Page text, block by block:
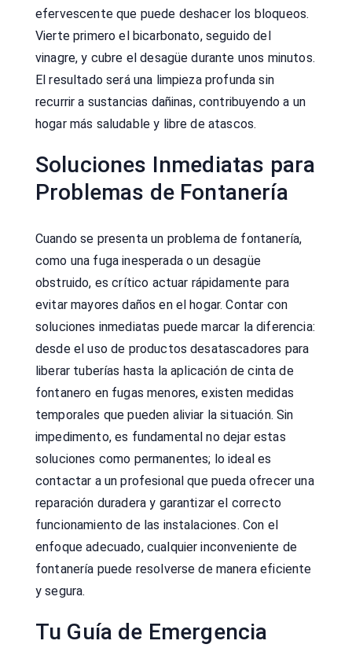
efervescente que puede deshacer los bloqueos.
Vierte primero el bicarbonato, seguido del
vinagre, y cubre el desagüe durante unos minutos.
El resultado será una limpieza profunda sin
recurrir a sustancias dañinas, contribuyendo a un
hogar más saludable y libre de atascos.
Soluciones Inmediatas para
Problemas de Fontanería
Cuando se presenta un problema de fontanería,
como una fuga inesperada o un desagüe
obstruido, es crítico actuar rápidamente para
evitar mayores daños en el hogar. Contar con
soluciones inmediatas puede marcar la diferencia:
desde el uso de productos desatascadores para
liberar tuberías hasta la aplicación de cinta de
fontanero en fugas menores, existen medidas
temporales que pueden aliviar la situación. Sin
impedimento, es fundamental no dejar estas
soluciones como permanentes; lo ideal es
contactar a un profesional que pueda ofrecer una
reparación duradera y garantizar el correcto
funcionamiento de las instalaciones. Con el
enfoque adecuado, cualquier inconveniente de
fontanería puede resolverse de manera eficiente
y segura.
Tu Guía de Emergencia